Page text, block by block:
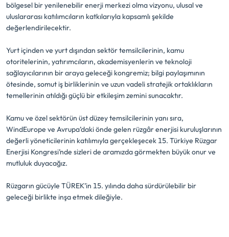
bölgesel bir yenilenebilir enerji merkezi olma vizyonu, ulusal ve
uluslararası katılımcıların katkılarıyla kapsamlı şekilde
değerlendirilecektir.
Yurt içinden ve yurt dışından sektör temsilcilerinin, kamu
otoritelerinin, yatırımcıların, akademisyenlerin ve teknoloji
sağlayıcılarının bir araya geleceği kongremiz; bilgi paylaşımının
ötesinde, somut iş birliklerinin ve uzun vadeli stratejik ortaklıkların
temellerinin atıldığı güçlü bir etkileşim zemini sunacaktır.
Kamu ve özel sektörün üst düzey temsilcilerinin yanı sıra,
WindEurope ve Avrupa’daki önde gelen rüzgâr enerjisi kuruluşlarının
değerli yöneticilerinin katılımıyla gerçekleşecek 15. Türkiye Rüzgar
Enerjisi Kongresi’nde sizleri de aramızda görmekten büyük onur ve
mutluluk duyacağız.
Rüzgarın gücüyle TÜREK’in 15. yılında daha sürdürülebilir bir
geleceği birlikte inşa etmek dileğiyle.